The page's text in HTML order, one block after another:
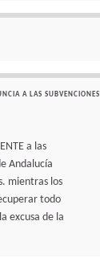
A LAS SUBVENCIONES
a las
Andalucía
mientras los
todo
excusa de la